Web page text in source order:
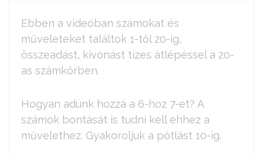
Ebben a videóban számokat és
műveleteket találtok 1-től 20-ig,
összeadást, kivonást tízes átlépéssel a 20-
as számkörben.
Hogyan adunk hozzá a 6-hoz 7-et? A
számok bontását is tudni kell ehhez a
művelethez. Gyakoroljuk a pótlást 10-ig.